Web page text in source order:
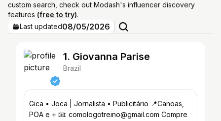
custom search, check out Modash's influencer discovery
features (free to try).
Last updated08/05/2026
1. Giovanna Parise
Brazil
Gica • Joca | Jornalista • Publicitário 📍Canoas,
POA e + 📧: comologotreino@gmail.com Compre